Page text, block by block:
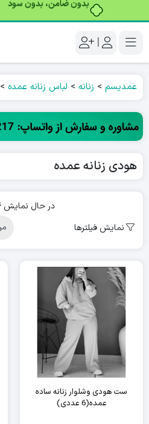
خرید قسطی با ترب‌پی
|
عمدیسم > زنانه > لباس زنانه عمده >
هودی زنانه عمده
در حال نمایش 4 نتیجه
نمایش فیلترها
ست هودی وشلوار زنانه ساده
عمده(6 عددی)